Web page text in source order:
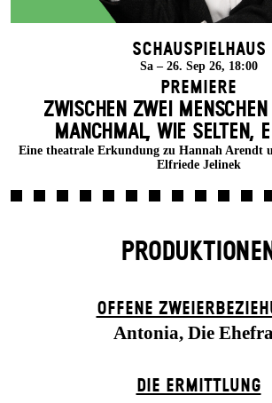
Schauspielhaus
Sa – 26. Sep 26, 18:00
Premiere
ZWISCHEN ZWEI
MANCH­MAL, WIE SELTEN,
Eine theatrale Erkundung zu Hannah Arendt
Elfriede Jelinek
PRODUKTIONEN
OFFENE
Antonia, Die
DIE ERMITTLUNG